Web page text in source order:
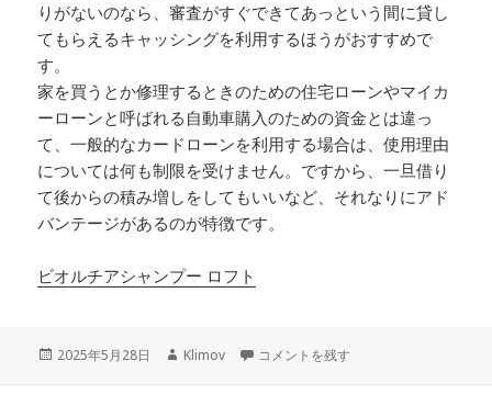
りがないのなら、審査がすぐできてあっという間に貸し
てもらえるキャッシングを利用するほうがおすすめで
す。
家を買うとか修理するときのための住宅ローンやマイカ
ーローンと呼ばれる自動車購入のための資金とは違っ
て、一般的なカードローンを利用する場合は、使用理由
については何も制限を受けません。ですから、一旦借り
て後からの積み増しをしてもいいなど、それなりにアド
バンテージがあるのが特徴です。
ビオルチアシャンプー ロフト
投
2025年5月28日
作
Klimov 様々なキャッシングの申込のときは…
コメントを残す